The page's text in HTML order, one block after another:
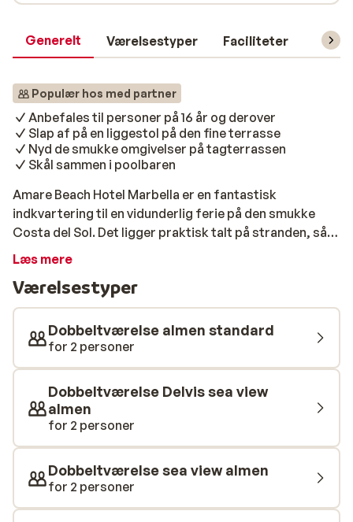
Generelt Værelsestyper Faciliteter
Populær hos med partner
Anbefales til personer på 16 år og derover
Slap af på en liggestol på den fine terrasse
Nyd de smukke omgivelser på tagterrassen
Skål sammen i poolbaren
Amare Beach Hotel Marbella er en fantastisk
indkvartering til en vidunderlig ferie på den smukke
Costa del Sol. Det ligger praktisk talt på stranden, så
du kan rulle dit håndklæde ud og nyde solen og havet
moderne indrettet og har luksuriøse faciliteter. Den
fine swimmingpool i den tæt anlagte have og terrassen
er perfekt til at tilbringe dagen. Har du lyst til en drink?
Der er flere trendy barer, herunder en poolbar og en
strandbar, så din yndlingsdrink er altid inden for
rækkevidde. På hotellets tag finder du hotellets
rooftop-bar. Når du skåler på ferien her, har du
samtidig en fantastisk udsigt over det
omkringliggende område. Desuden serveres lækker
Læs mere
Værelsestyper
Dobbeltværelse almen standard
for 2 personer
Dobbeltværelse Delvis sea view
almen
for 2 personer
Dobbeltværelse sea view almen
for 2 personer